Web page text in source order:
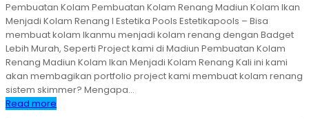
Pembuatan Kolam Pembuatan Kolam Renang Madiun Kolam Ikan
Menjadi Kolam Renang I Estetika Pools Estetikapools – Bisa
membuat kolam Ikanmu menjadi kolam renang dengan Badget
Lebih Murah, Seperti Project kami di Madiun Pembuatan Kolam
Renang Madiun Kolam Ikan Menjadi Kolam Renang Kali ini kami
akan membagikan portfolio project kami membuat kolam renang
sistem skimmer? Mengapa…
Read more